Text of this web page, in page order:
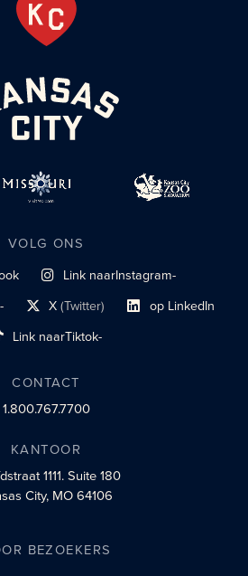
VOLG ONS
profiel Link naarInstagram-
sociaal profiel
X(Twitter)
sociaal profiellink Link naar sociaal
op LinkedIn
Link naarTiktok-
CONTACT
1.800.767.7700
KANTOOR
1111.Suite 180
City, MO 64106
BEZOEKERS